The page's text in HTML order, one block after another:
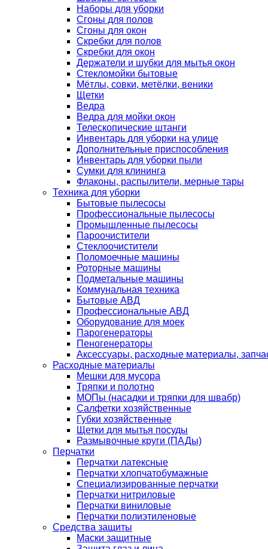
Наборы для уборки
Сгоны для полов
Сгоны для окон
Скребки для полов
Скребки для окон
Держатели и шубки для мытья окон
Стекломойки бытовые
Мётлы, совки, метёлки, веники
Щетки
Ведра
Ведра для мойки окон
Телескопические штанги
Инвентарь для уборки на улице
Дополнительные приспособления
Инвентарь для уборки пыли
Сумки для клининга
Флаконы, распылители, мерные тары
Техника для уборки
Бытовые пылесосы
Профессиональные пылесосы
Промышленные пылесосы
Пароочистители
Стеклоочистители
Поломоечные машины
Роторные машины
Подметальные машины
Коммунальная техника
Бытовые АВД
Профессиональные АВД
Оборудование для моек
Парогенераторы
Пеногенераторы
Аксессуары, расходные материалы,
Расходные материалы
Мешки для мусора
Тряпки и полотно
МОПы (насадки и тряпки для швабр)
Салфетки хозяйственные
Губки хозяйственные
Щетки для мытья посуды
Размывочные круги (ПАДы)
Перчатки
Перчатки латексные
Перчатки хлопчатобумажные
Специализированные перчатки
Перчатки нитриловые
Перчатки виниловые
Перчатки полиэтиленовые
Средства защиты
Маски защитные